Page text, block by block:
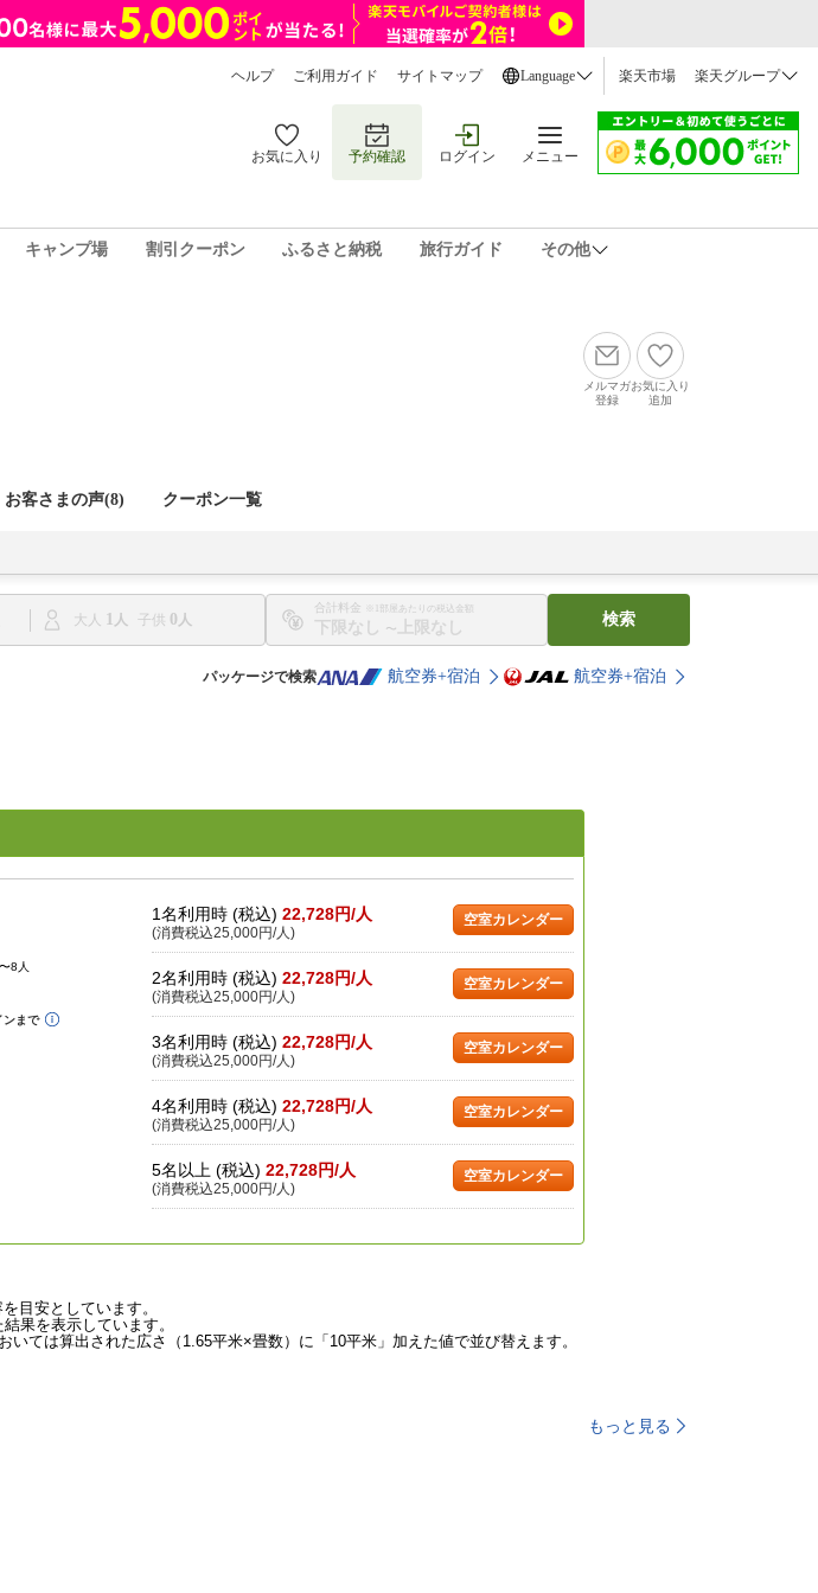
ヘルプ ご利用ガイド サイトマップ Language 楽天市場 楽天グループ
お気に入り 予約確認 ログイン メニュー
キャンプ場 割引クーポン ふるさと納税 旅行ガイド その他
メルマガ
登録
お気に入り
追加
お客さまの声(8) クーポン一覧
大人 1 子供 0
合計料金 ※1部屋あたりの税込金額
〜
検索
パッケージで検索 航空券+宿泊 航空券+宿泊
8人
1名利用時 (税込) 22,728円/人
(消費税込25,000円/人)
空室カレンダー
2名利用時 (税込) 22,728円/人
(消費税込25,000円/人)
空室カレンダー
3名利用時 (税込) 22,728円/人
(消費税込25,000円/人)
空室カレンダー
4名利用時 (税込) 22,728円/人
(消費税込25,000円/人)
空室カレンダー
5名以上 (税込) 22,728円/人
(消費税込25,000円/人)
空室カレンダー
目安としています。
果を表示しています。
ては算出された広さ（1.65平米×畳数）に「10平米」加えた値で並び替えます。
もっと見る